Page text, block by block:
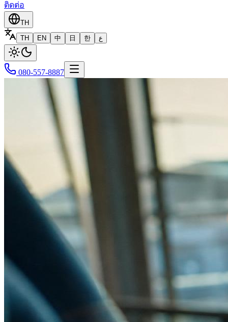
ติดต่อ
TH
TH
EN 中 日 한 ع
080-557-8887